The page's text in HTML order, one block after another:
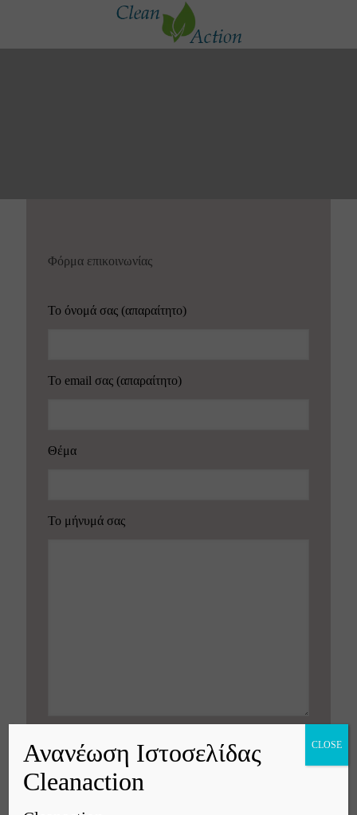
Φόρμα επικοινωνίας
Το όνομά σας (απαραίτητο)
Το email σας (απαραίτητο)
Θέμα
Το μήνυμά σας
Ανανέωση Ιστοσελίδας
Cleanaction
CLOSE